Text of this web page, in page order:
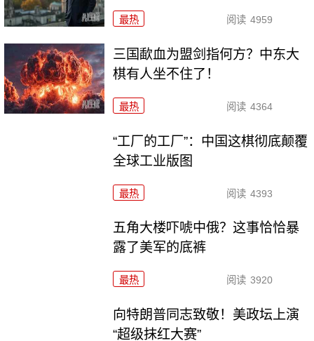
最热 阅读 4959
三国歃血为盟剑指何方？中东大
棋有人坐不住了！
最热 阅读 4364
“工厂的工厂”：中国这棋彻底颠覆
全球工业版图
最热 阅读 4393
五角大楼吓唬中俄？这事恰恰暴
露了美军的底裤
最热 阅读 3920
向特朗普同志致敬！美政坛上演
“超级抹红大赛”